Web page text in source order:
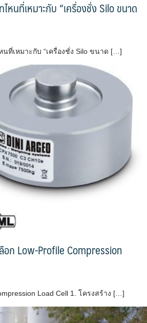
ไหนที่เหมาะกับ “เครื่องชั่ง Silo ขนาด
นที่เหมาะกับ “เครื่องชั่ง Silo ขนาด […]
อก Low-Profile Compression
Load Cell 1. โครงสร้าง […]